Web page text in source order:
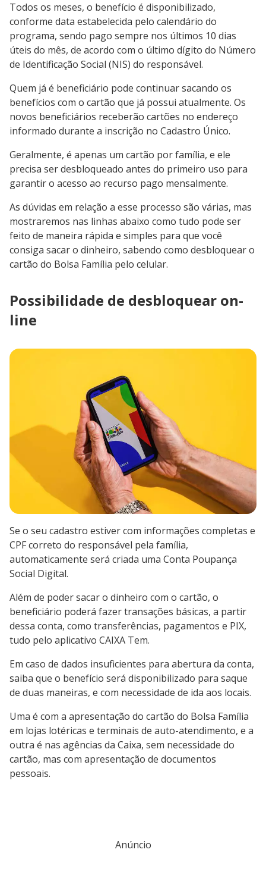
Todos os meses, o benefício é disponibilizado,
conforme data estabelecida pelo calendário do
programa, sendo pago sempre nos últimos 10 dias
úteis do mês, de acordo com o último dígito do Número
de Identificação Social (NIS) do responsável.
Quem já é beneficiário pode continuar sacando os
benefícios com o cartão que já possui atualmente. Os
novos beneficiários receberão cartões no endereço
informado durante a inscrição no Cadastro Único.
Geralmente, é apenas um cartão por família, e ele
precisa ser desbloqueado antes do primeiro uso para
garantir o acesso ao recurso pago mensalmente.
As dúvidas em relação a esse processo são várias, mas
mostraremos nas linhas abaixo como tudo pode ser
feito de maneira rápida e simples para que você
consiga sacar o dinheiro, sabendo como desbloquear o
cartão do Bolsa Família pelo celular.
Possibilidade de desbloquear on-
line
Se o seu cadastro estiver com informações completas e
CPF correto do responsável pela família,
automaticamente será criada uma Conta Poupança
Social Digital.
Além de poder sacar o dinheiro com o cartão, o
beneficiário poderá fazer transações básicas, a partir
dessa conta, como transferências, pagamentos e PIX,
tudo pelo aplicativo CAIXA Tem.
Em caso de dados insuficientes para abertura da conta,
saiba que o benefício será disponibilizado para saque
de duas maneiras, e com necessidade de ida aos locais.
Uma é com a apresentação do cartão do Bolsa Família
em lojas lotéricas e terminais de auto-atendimento, e a
outra é nas agências da Caixa, sem necessidade do
cartão, mas com apresentação de documentos
pessoais.
Anúncio